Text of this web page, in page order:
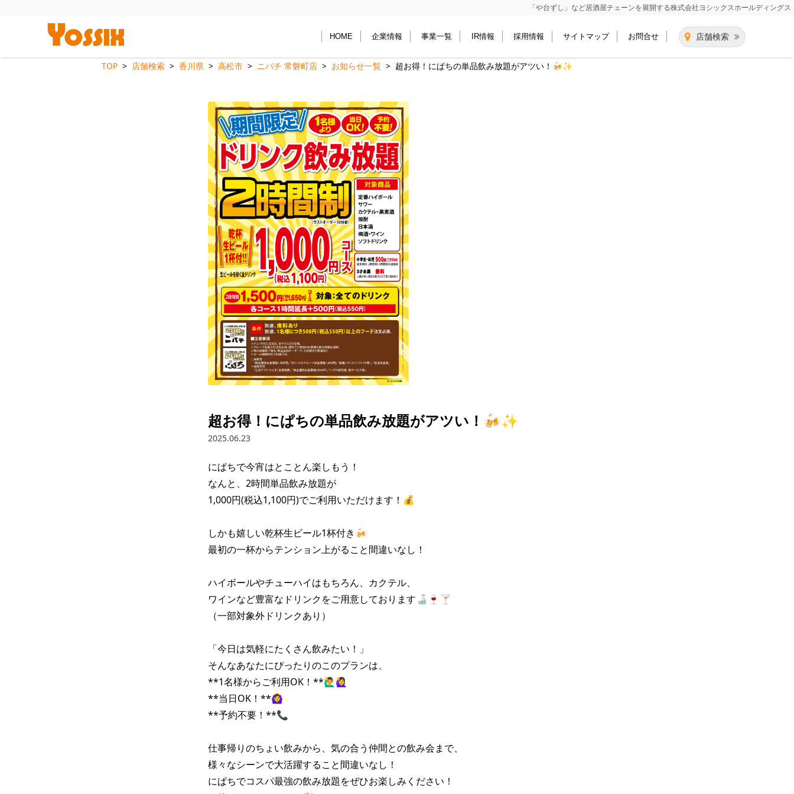
「や台ずし」など居酒屋チェーンを展開する株式会社ヨシックスホールディングス
店舗検索
HOME 企業情報 事業一覧 IR情報 採用情報 サイトマップ お問合せ
TOP 店舗検索 香川県 高松市 ニパチ 常磐町店 お知らせ一覧 超お得！にぱちの単品飲み放題がアツい！🍻✨
超お得！にぱちの単品飲み放題がアツい！🍻✨
2025.06.23
にぱちで今宵はとことん楽しもう！
なんと、2時間単品飲み放題が
1,000円(税込1,100円)でご利用いただけます！💰
しかも嬉しい乾杯生ビール1杯付き🍻
最初の一杯からテンション上がること間違いなし！
ハイボールやチューハイはもちろん、カクテル、
ワインなど豊富なドリンクをご用意しております🍶🍷🍸
（一部対象外ドリンクあり）
「今日は気軽にたくさん飲みたい！」
そんなあなたにぴったりのこのプランは、
**1名様からご利用OK！**🙋‍♂️🙋‍♀️
**当日OK！**🙆‍♀️
**予約不要！**📞
仕事帰りのちょい飲みから、気の合う仲間との飲み会まで、
様々なシーンで大活躍すること間違いなし！
にぱちでコスパ最強の飲み放題をぜひお楽しみください！